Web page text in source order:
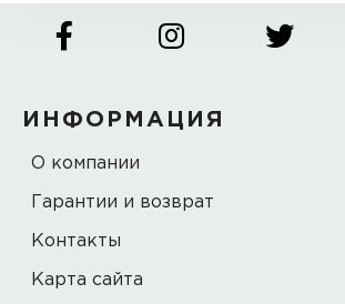
ИНФОРМАЦИЯ
О компании
Гарантии и возврат
Контакты
Карта сайта